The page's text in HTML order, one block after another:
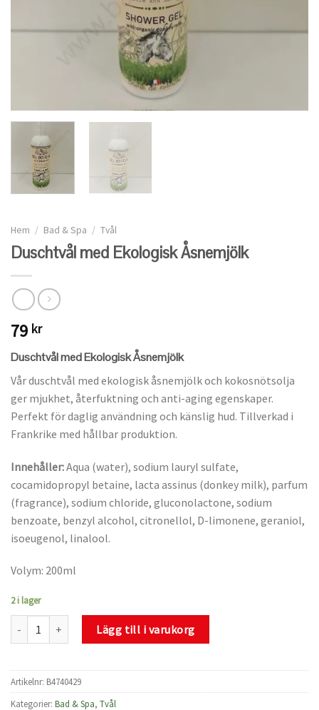
Hem / Bad & Spa / Tvål
Duschtvål med Ekologisk Åsnemjölk
79 kr
Duschtvål med Ekologisk Åsnemjölk
Vår duschtvål med ekologisk åsnemjölk och kokosnötsolja
ger mjukhet, återfuktning och anti-aging egenskaper.
Perfekt för daglig användning och känslig hud. Tillverkad i
Frankrike med hållbar produktion.
Innehåller:Aqua (water), sodium lauryl sulfate,
cocamidopropyl betaine, lacta assinus (donkey milk), parfum
(fragrance), sodium chloride, gluconolactone, sodium
benzoate, benzyl alcohol, citronellol, D-limonene, geraniol,
isoeugenol, linalool.
Volym: 200ml
2 i lager
Duschtvål med Ekologisk Åsnemjölk mängd
Lägg till i varukorg
Artikelnr: B4740429
Kategorier: Bad & Spa, Tvål